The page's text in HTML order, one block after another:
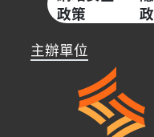
政策
主辦單位